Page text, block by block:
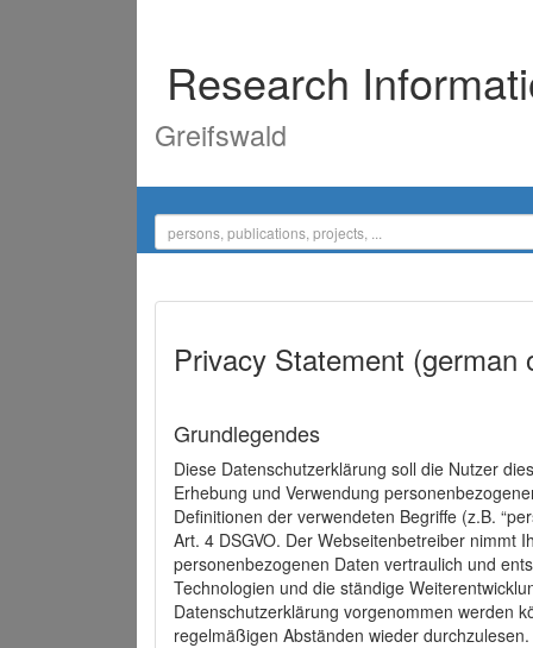
Research
Greifswald
Privacy Statement (german
Grundlegendes
Diese Datenschutzerklärung soll die Nutzer
Erhebung und Verwendung
Definitionen der verwendeten Begriffe (z.B.
Art. 4 DSGVO. Der Webseitenbetreiber nimmt
personenbezogenen Daten vertraulich und
Technologien und die ständige
Datenschutzerklärung vorgenommen werden
regelmäßigen Abständen wieder durchzulesen.